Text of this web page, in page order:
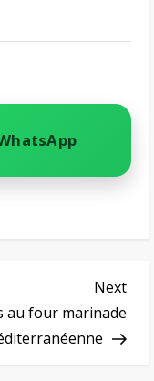
Next
Post
Next
au four marinade